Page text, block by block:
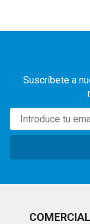
Suscríbete a